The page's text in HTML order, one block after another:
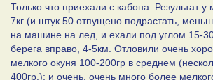
Только что приехали с кабона. Результат у
7кг (и штук 50 отпущено подрастать,
на машине на лед, и ехали под углом 15-30
берега вправо, 4-5км. Отловили очень
мелкого окуня 100-200гр в среднем
400гр.); и очень, очень много более